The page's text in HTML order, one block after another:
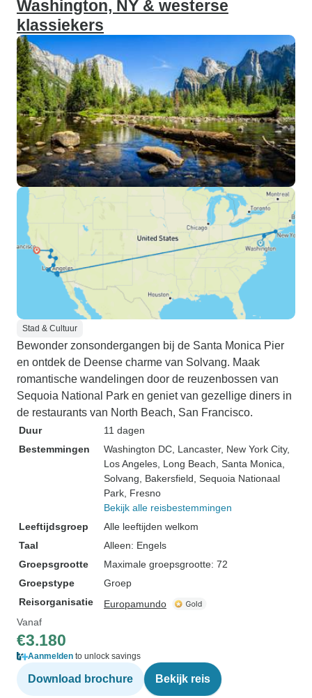
Washington, NY & westerse
klassiekers
Stad & Cultuur
Bewonder zonsondergangen bij de Santa Monica Pier
en ontdek de Deense charme van Solvang. Maak
romantische wandelingen door de reuzenbossen van
Sequoia National Park en geniet van gezellige diners in
de restaurants van North Beach, San Francisco.
Duur
11 dagen
Bestemmingen
Washington DC , Lancaster, New York City,
Los Angeles , Long Beach , Santa Monica
Solvang , Bakersfield , Sequoia Nationaal
Park , Fresno
Bekijk alle reisbestemmingen
Leeftijdsgroep
Alle leeftijden welkom
Taal
Alleen: Engels
Groepsgrootte
Maximale groepsgrootte: 72
Groepstype
Groep
Reisorganisatie
Europamundo
Vanaf
€3.180
Aanmelden to unlock savings
Download brochure Bekijk reis